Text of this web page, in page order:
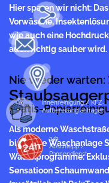
Hier sparen wir nicht:
Vorwäsche,
wie auch eine
auch richtig sauber wird.
Nie wieder warten:
Gratis-
Als moderne
bietet die Waschanlage
Waschprogramme:
Sensatioon
Innenreinigung / KFZ-
Aufbereitung anfragen
24h
Abschlepp /
Pannendienst